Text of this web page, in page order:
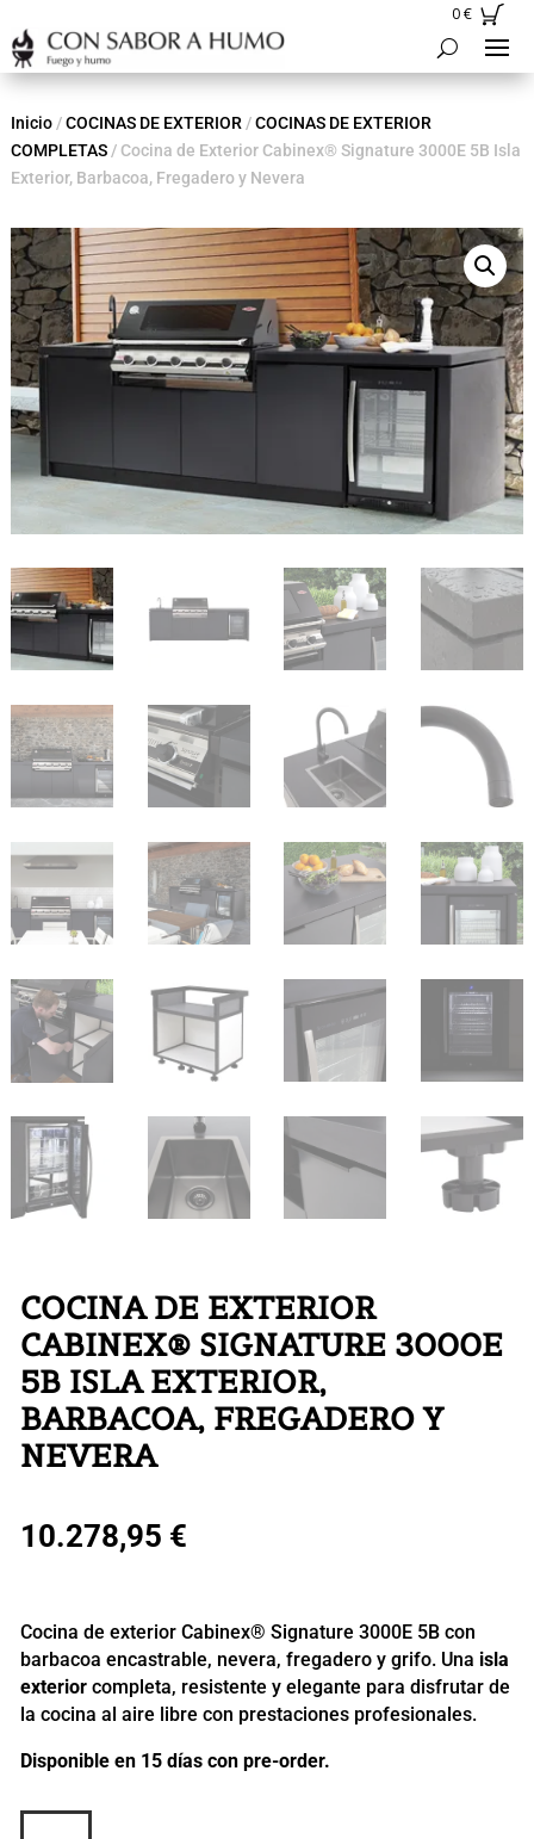
0€
Inicio/COCINAS DE EXTERIOR /COCINAS DE EXTERIOR
COMPLETAS/ Cocina de Exterior Cabinex® Signature 3000E 5B Isla
Exterior, Barbacoa, Fregadero y Nevera
COCINA DE EXTERIOR
CABINEX® SIGNATURE 3000E
5B ISLA EXTERIOR,
BARBACOA, FREGADERO Y
NEVERA
10.278,95 €
Cocina de exterior Cabinex® Signature 3000E 5B con
barbacoa encastrable, nevera, fregadero y grifo. Una isla
exteriorcompleta, resistente y elegante para disfrutar de
la cocina al aire libre con prestaciones profesionales.
Disponible en 15 días con pre-order.